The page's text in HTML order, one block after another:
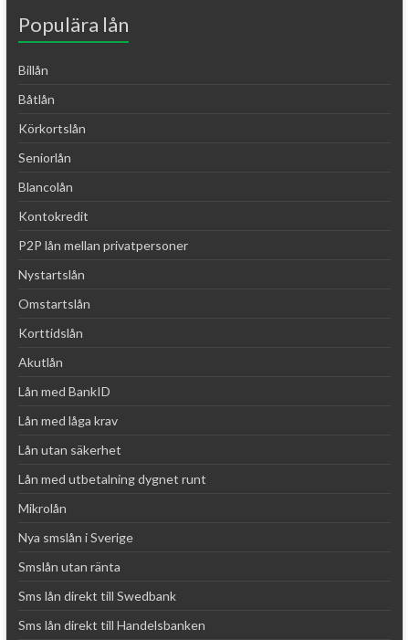
Populära lån
Billån
Båtlån
Körkortslån
Seniorlån
Blancolån
Kontokredit
P2P lån mellan privatpersoner
Nystartslån
Omstartslån
Korttidslån
Akutlån
Lån med BankID
Lån med låga krav
Lån utan säkerhet
Lån med utbetalning dygnet runt
Mikrolån
Nya smslån i Sverige
Smslån utan ränta
Sms lån direkt till Swedbank
Sms lån direkt till Handelsbanken